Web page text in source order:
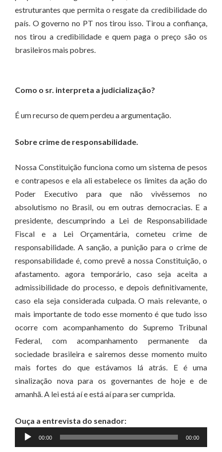
estruturantes que permita o resgate da credibilidade do
país. O governo no PT nos tirou isso. Tirou a confiança,
nos tirou a credibilidade e quem paga o preço são os
brasileiros mais pobres.
Como o sr. interpreta a judicialização?
É um recurso de quem perdeu a argumentação.
Sobre crime de responsabilidade.
Nossa Constituição funciona como um sistema de pesos
e contrapesos e ela ali estabelece os limites da ação do
Poder Executivo para que não vivêssemos no
absolutismo no Brasil, ou em outras democracias. E a
presidente, descumprindo a Lei de Responsabilidade
Fiscal e a Lei Orçamentária, cometeu crime de
responsabilidade. A sanção, a punição para o crime de
responsabilidade é, como prevê a nossa Constituição, o
afastamento. agora temporário, caso seja aceita a
admissibilidade do processo, e depois definitivamente,
caso ela seja considerada culpada. O mais relevante, o
mais importante de todo esse momento é que tudo isso
ocorre com acompanhamento do Supremo Tribunal
Federal, com acompanhamento permanente da
sociedade brasileira e sairemos desse momento muito
mais fortes do que estávamos lá atrás. E é uma
sinalização nova para os governantes de hoje e de
amanhã. A lei está aí e está aí para ser cumprida.
Ouça a entrevista do senador:
Tocador
de
00:00 00:00